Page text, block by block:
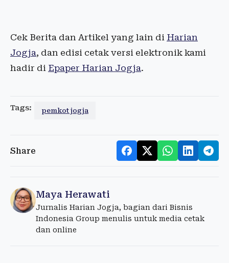
Cek Berita dan Artikel yang lain di Harian
Jogja, dan edisi cetak versi elektronik kami
hadir di Epaper Harian Jogja.
Tags: pemkot jogja
Share
Maya Herawati
Jurnalis Harian Jogja, bagian dari Bisnis
Indonesia Group menulis untuk media cetak
dan online